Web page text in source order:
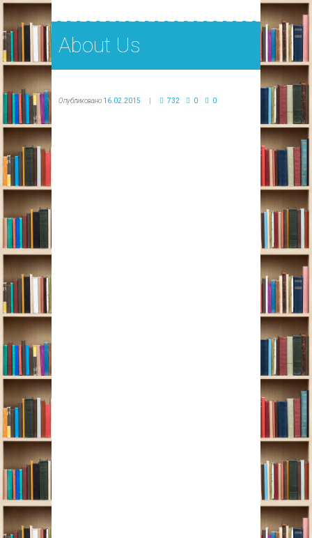
About Us
Опубликовано 16.02.2015 732 0 0